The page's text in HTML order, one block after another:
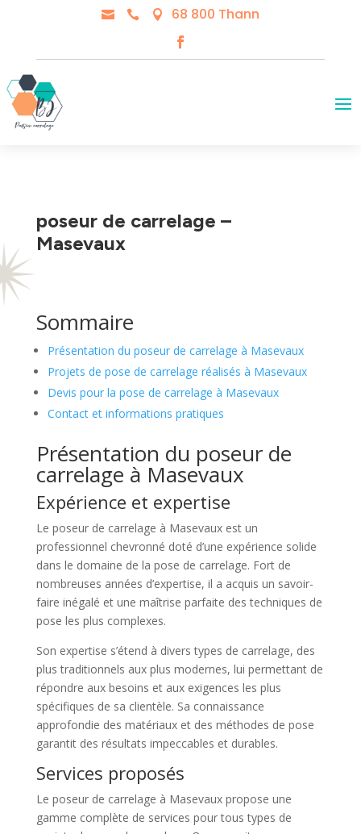
   68 800 Thann
poseur de carrelage –
Masevaux
Sommaire
Présentation du poseur de carrelage à Masevaux
Projets de pose de carrelage réalisés à Masevaux
Devis pour la pose de carrelage à Masevaux
Contact et informations pratiques
Présentation du poseur de
carrelage à Masevaux
Expérience et expertise
Le poseur de carrelage à Masevaux est un
professionnel chevronné doté d’une expérience solide
dans le domaine de la pose de carrelage. Fort de
nombreuses années d’expertise, il a acquis un savoir-
faire inégalé et une maîtrise parfaite des techniques de
pose les plus complexes.
Son expertise s’étend à divers types de carrelage, des
plus traditionnels aux plus modernes, lui permettant de
répondre aux besoins et aux exigences les plus
spécifiques de sa clientèle. Sa connaissance
approfondie des matériaux et des méthodes de pose
garantit des résultats impeccables et durables.
Services proposés
Le poseur de carrelage à Masevaux propose une
gamme complète de services pour tous types de